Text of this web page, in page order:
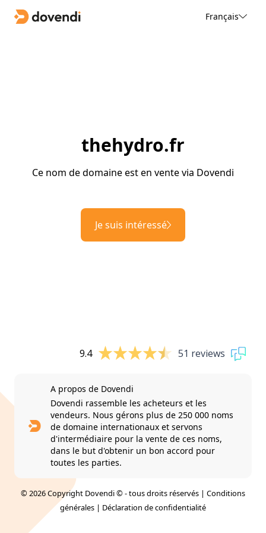
Français
thehydro.fr
Ce nom de domaine est en vente via Dovendi
Je suis intéressé
9.4 51 reviews
A propos de Dovendi
Dovendi rassemble les acheteurs et les
vendeurs. Nous gérons plus de 250 000 noms
de domaine internationaux et servons
d'intermédiaire pour la vente de ces noms,
dans le but d'obtenir un bon accord pour
toutes les parties.
© 2026 Copyright Dovendi © - tous droits réservés | Conditions
générales | Déclaration de confidentialité